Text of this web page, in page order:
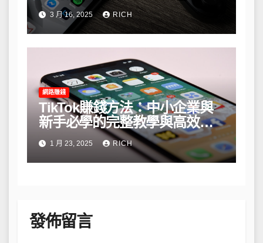
3 月 16, 2025 RICH
網路賺錢
TikTok賺錢方法：中小企業與
新手必學的完整教學與高效策
略1 月 23, 2025 RICH
發佈留言